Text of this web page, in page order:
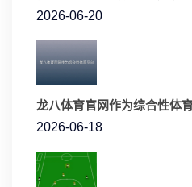
2026-06-20
龙八体育官网作为综合性体
2026-06-18